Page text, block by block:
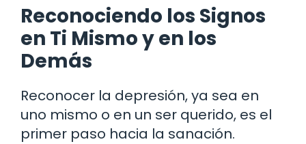
Reconociendo los Signos
en Ti Mismo y en los
Demás
Reconocer la depresión, ya sea en
uno mismo o en un ser querido, es el
primer paso hacia la sanación.